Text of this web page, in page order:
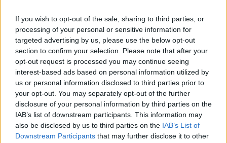
If you wish to opt-out of the sale, sharing to third parties, or
processing of your personal or sensitive information for
targeted advertising by us, please use the below opt-out
section to confirm your selection. Please note that after your
opt-out request is processed you may continue seeing
interest-based ads based on personal information utilized by
us or personal information disclosed to third parties prior to
your opt-out. You may separately opt-out of the further
disclosure of your personal information by third parties on the
IAB’s list of downstream participants. This information may
also be disclosed by us to third parties on the IAB’s List of
Downstream Participants that may further disclose it to other
Σχετικά Άρθρα